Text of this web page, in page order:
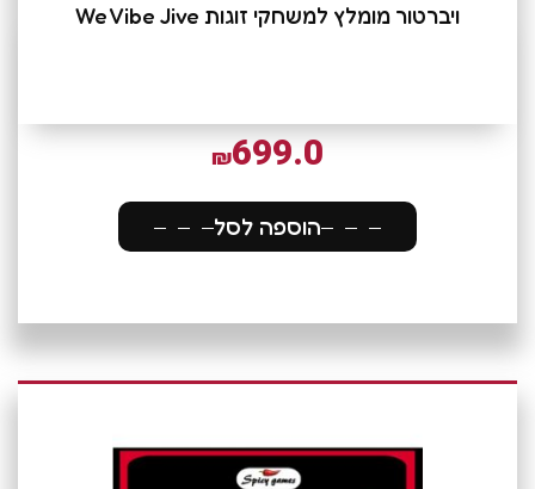
ויברטור מומלץ למשחקי זוגות We Vibe Jive
₪699.0
הוספה לסל